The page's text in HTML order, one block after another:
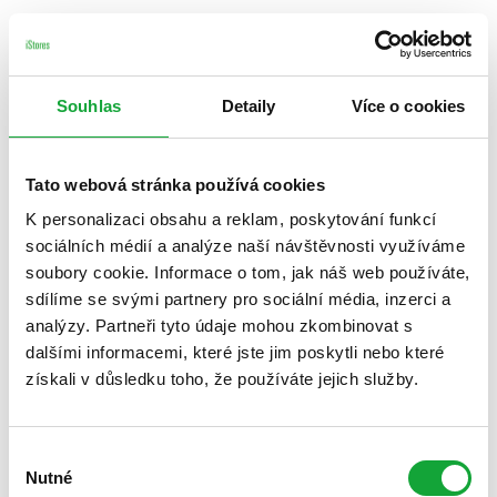
Souhlas Detaily Více o cookies
Tato webová stránka používá cookies
K personalizaci obsahu a reklam, poskytování funkcí
sociálních médií a analýze naší návštěvnosti využíváme
soubory cookie. Informace o tom, jak náš web používáte,
sdílíme se svými partnery pro sociální média, inzerci a
analýzy. Partneři tyto údaje mohou zkombinovat s
dalšími informacemi, které jste jim poskytli nebo které
získali v důsledku toho, že používáte jejich služby.
souhlasu
Nutné